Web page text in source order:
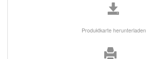
Produktkarte herunterladen